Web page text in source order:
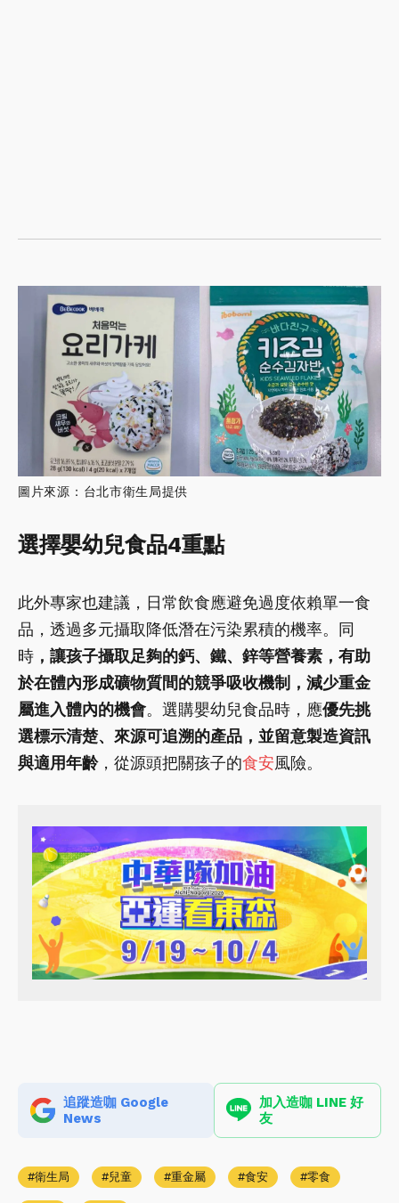
圖片來源：台北市衛生局提供
選擇嬰幼兒食品4重點
此外專家也建議，日常飲食應避免過度依賴單一食
品，透過多元攝取降低潛在污染累積的機率。同
時 ，讓孩子攝取足夠的鈣、鐵、鋅等營養素，有助
於在體內形成礦物質間的競爭吸收機制，減少重金
屬進入體內的機會。選購嬰幼兒食品時，應優先挑
選標示清楚、來源可追溯的產品，並留意製造資訊
與適用年齡，從源頭把關孩子的食安風險。
追蹤造咖 Google
News
加入造咖 LINE 好
友
衛生局 兒童 重金屬 食安 零食